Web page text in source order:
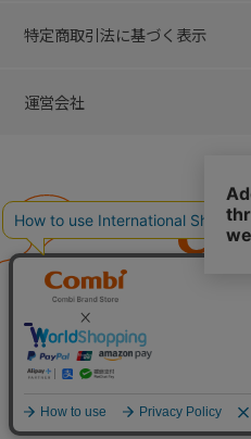
特定商取引法に基づく表示
運営会社
子育てに、イ
ベビー用品の
All Right Reserved.